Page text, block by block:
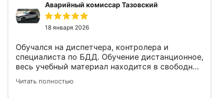
отсутствие волнения на реальном экзамене
перед преподавателем, и спокойствие при
изучении материала, в любое, подходящее
познаёшь новое! Мы очень оценили и рады
специалистам и сотрудникам АНО
«Специалист» за их внимание, помощь,
оперативность, а главное, за их НАДЁЖНОСТЬ!
Как федеральное, лицензированное
Аварийный комиссар Тазовский
18 января 2026
Обучался на диспетчера, контролера и
специалиста по БДД. Обучение дистанционное,
весь учебный материал находится в свободном
доступе. Диплом государственного образца.
Читать полностью